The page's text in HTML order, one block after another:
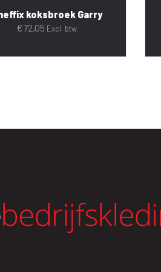
koksbroek Garry
€72,05 Excl. btw.